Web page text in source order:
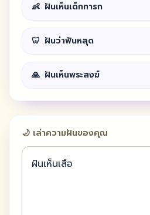
👶 ฝันเห็นเด็กทารก
🦷 ฝันว่าฟันหลุด
🙏 ฝันเห็นพระสงฆ์
🌙 เล่าความฝันของคุณ